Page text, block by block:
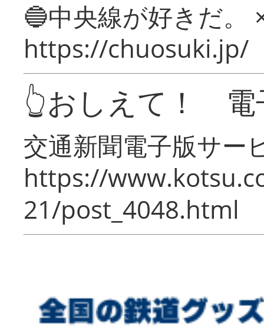
🔵中央線が好きだ。
https://chuosuki.jp/
👆おしえて！ 電
交通新聞電子版サー
https://
21/post_4048.html